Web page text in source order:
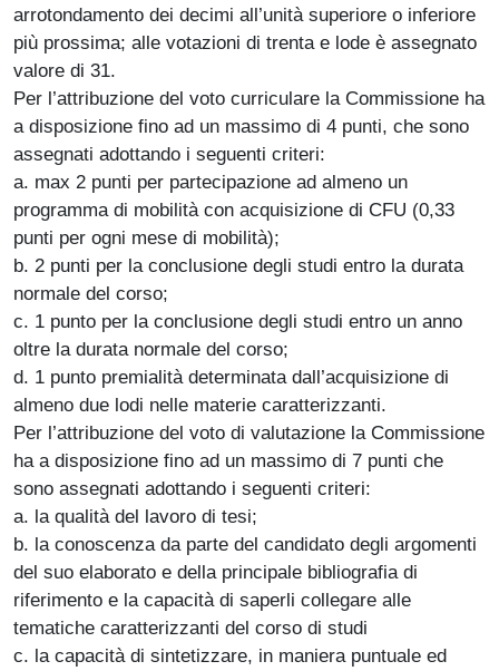
arrotondamento dei decimi all’unità superiore o inferiore
più prossima; alle votazioni di trenta e lode è assegnato
valore di 31.
Per l’attribuzione del voto curriculare la Commissione ha
a disposizione fino ad un massimo di 4 punti, che sono
assegnati adottando i seguenti criteri:
a. max 2 punti per partecipazione ad almeno un
programma di mobilità con acquisizione di CFU (0,33
punti per ogni mese di mobilità);
b. 2 punti per la conclusione degli studi entro la durata
normale del corso;
c. 1 punto per la conclusione degli studi entro un anno
oltre la durata normale del corso;
d. 1 punto premialità determinata dall’acquisizione di
almeno due lodi nelle materie caratterizzanti.
Per l’attribuzione del voto di valutazione la Commissione
ha a disposizione fino ad un massimo di 7 punti che
sono assegnati adottando i seguenti criteri:
a. la qualità del lavoro di tesi;
b. la conoscenza da parte del candidato degli argomenti
del suo elaborato e della principale bibliografia di
riferimento e la capacità di saperli collegare alle
tematiche caratterizzanti del corso di studi
c. la capacità di sintetizzare, in maniera puntuale ed